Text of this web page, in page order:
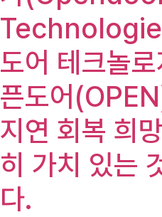
도어 테크놀
픈도어
지연 회복 희
히 가치 있는
다.